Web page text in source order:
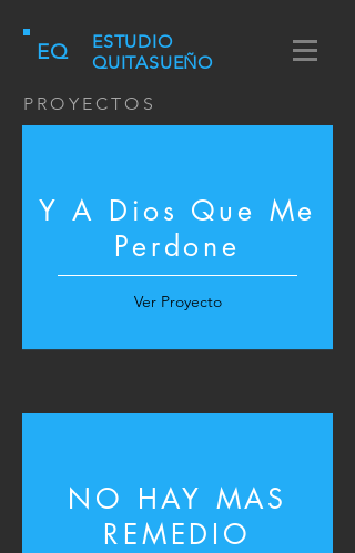
EQ
ESTUDIO
QUITASUEÑO
PROYECTOS
Y A Dios Que Me
Perdone
Ver Proyecto
NO HAY MAS
REMEDIO